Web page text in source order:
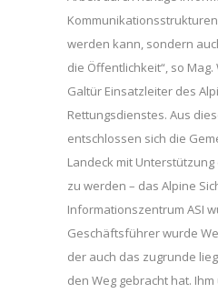
werden kann, sondern
die Öffentlichkeit“, so
Galtür Einsatzleiter des
Rettungsdienstes. Aus
entschlossen sich die
Landeck mit
zu werden – das Alpine
Informationszentrum ASI
Geschäftsführer wurde
der auch das zugrunde
den Weg gebracht hat.